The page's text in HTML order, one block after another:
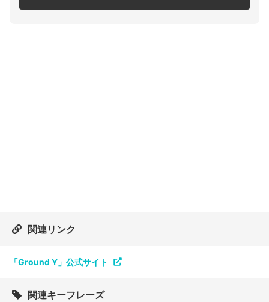
関連リンク
「Ground Y」公式サイト
関連キーフレーズ